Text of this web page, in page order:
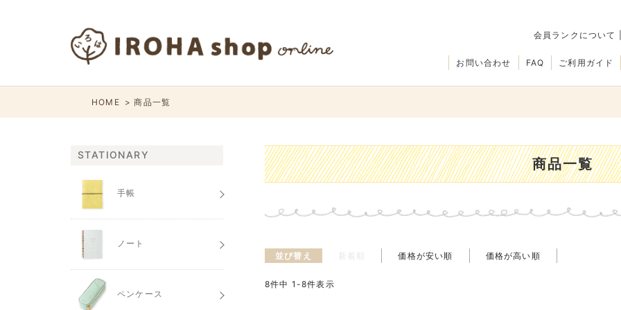
会員ランクについて
ご利用ガイド
FAQ
お問い合わせ
HOME 商品一覧
商品一覧
並び替え 価格が安い順 価格が高い順
8件中 1 -8件表示
STATIONARY
手帳
ノート
ペンケース